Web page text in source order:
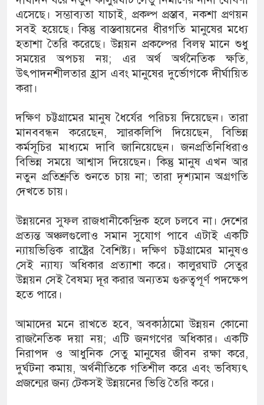
এসেছে। সম্ভাব্যতা যাচাই, প্রকল্প প্রস্তাব, নকশা প্রণয়ন
সবই হয়েছে। কিন্তু বাস্তবায়নের ধীরগতি মানুষের মধ্যে
হতাশা তৈরি করেছে। উন্নয়ন প্রকল্পের বিলম্ব মানে শুধু
সময়ের অপচয় নয়; এর অর্থ অর্থনৈতিক ক্ষতি,
উৎপাদনশীলতার হ্রাস এবং মানুষের দুর্ভোগকে দীর্ঘায়িত
করা।
দক্ষিণ চট্টগ্রামের মানুষ ধৈর্যের পরিচয় দিয়েছেন। তারা
মানববন্ধন করেছেন, স্মারকলিপি দিয়েছেন, বিভিন্ন
কর্মসূচির মাধ্যমে দাবি জানিয়েছেন। জনপ্রতিনিধিরাও
বিভিন্ন সময়ে আশ্বাস দিয়েছেন। কিন্তু মানুষ এখন আর
নতুন প্রতিশ্রুতি শুনতে চায় না; তারা দৃশ্যমান অগ্রগতি
দেখতে চায়।
উন্নয়নের সুফল রাজধানীকেন্দ্রিক হলে চলবে না। দেশের
প্রত্যন্ত অঞ্চলগুলোও সমান সুযোগ পাবে এটাই একটি
ন্যায়ভিত্তিক রাষ্ট্রের বৈশিষ্ট্য। দক্ষিণ চট্টগ্রামের মানুষও
সেই ন্যায্য অধিকার প্রত্যাশা করে। কালুরঘাট সেতুর
উন্নয়ন সেই বৈষম্য দূর করার অন্যতম গুরুত্বপূর্ণ পদক্ষেপ
হতে পারে।
আমাদের মনে রাখতে হবে, অবকাঠামো উন্নয়ন কোনো
রাজনৈতিক দয়া নয়; এটি জনগণের অধিকার। একটি
নিরাপদ ও আধুনিক সেতু মানুষের জীবন রক্ষা করে,
দুর্ঘটনা কমায়, অর্থনীতিকে গতিশীল করে এবং ভবিষ্যৎ
প্রজন্মের জন্য টেকসই উন্নয়নের ভিত্তি তৈরি করে।